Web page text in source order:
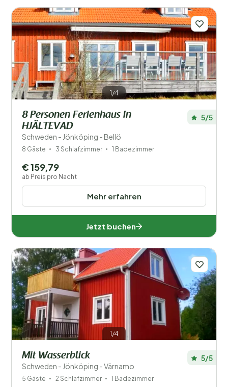
Anzahl der Gäste?
Orte
Preis
Kinder
Typ Ferienhaus
Beliebte Filter
Behinderte
Ausstattung
Wellness
1/4
8 Personen Ferienhaus in
HJÄLTEVAD
Schweden - Jönköping - Bellö
5/5
8 Gäste 3 Schlafzimmer 1 Badezimmer
Mehr erfahren
€ 159,79
ab Preis pro Nacht
Jetzt buchen
1/4
Mit Wasserblick
Schweden - Jönköping - Värnamo
5/5
5 Gäste 2 Schlafzimmer 1 Badezimmer